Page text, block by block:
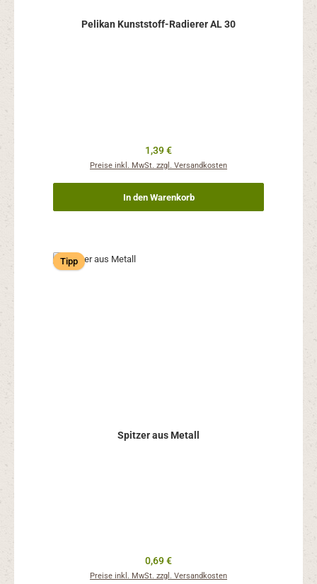
Pelikan Kunststoff-Radierer AL 30
Regulärer Preis:
1,39 €
Preise inkl. MwSt. zzgl. Versandkosten
In den Warenkorb
Tipp
Spitzer aus Metall
Regulärer Preis:
0,69 €
Preise inkl. MwSt. zzgl. Versandkosten